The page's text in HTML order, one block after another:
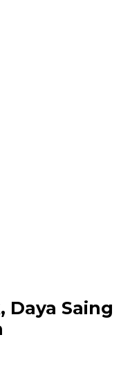
Daya Saing